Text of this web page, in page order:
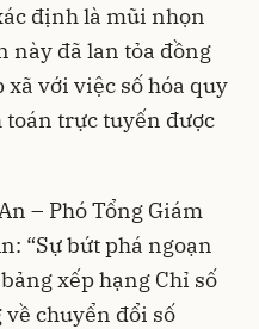
định là mũi nhọn
này đã lan tỏa đồng
với việc số hóa quy
trực tuyến được
– Phó Tổng Giám
“Sự bứt phá ngoạn
xếp hạng Chỉ số
về chuyển đổi số